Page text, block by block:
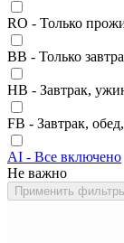
RO - Только
BB - Только
HB - Завтрак,
FB - Завтрак,
AI - Все включено
Не важно
Применить